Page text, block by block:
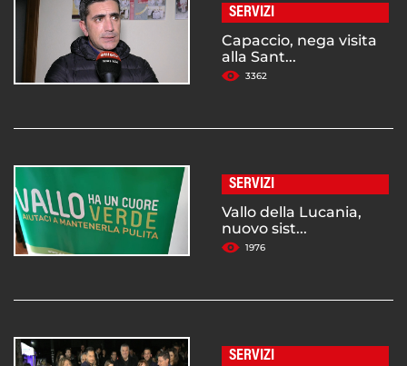
SERVIZI
Capaccio, nega visita
alla Sant...
3362
SERVIZI
Vallo della Lucania,
nuovo sist...
1976
SERVIZI